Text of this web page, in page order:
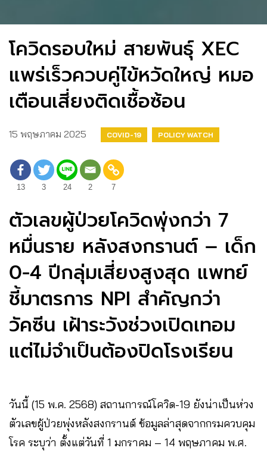
โควิดรอบใหม่ สายพันธุ์ XEC
แพร่เร็วควบคู่ไข้หวัดใหญ่ หมอ
เตือนเสี่ยงติดเชื้อซ้อน
15 พฤษภาคม 2025 COVID-19 POLICY WATCH
13 3 24 2 7
ตัวเลขผู้ป่วยโควิดพุ่งกว่า 7
หมื่นราย หลังสงกรานต์ – เด็ก
0-4 ปีกลุ่มเสี่ยงสูงสุด แพทย์
ชี้มาตรการ NPI สำคัญกว่า
วัคซีน เฝ้าระวังช่วงเปิดเทอม
แต่ไม่จำเป็นต้องปิดโรงเรียน
วันนี้ (15 พ.ค. 2568) สถานการณ์โควิด-19 ยังน่าเป็นห่วง
ตัวเลขผู้ป่วยพุ่งหลังสงกรานต์ ข้อมูลล่าสุดจากกรมควบคุม
โรค ระบุว่า ตั้งแต่วันที่ 1 มกราคม – 14 พฤษภาคม พ.ศ.